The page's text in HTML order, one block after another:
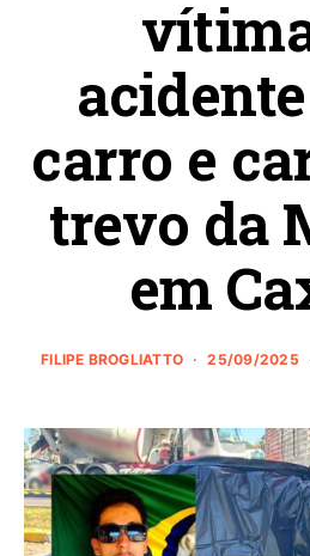
carro e
trevo da
em
FILIPE BROGLIATTO 25/09/2025